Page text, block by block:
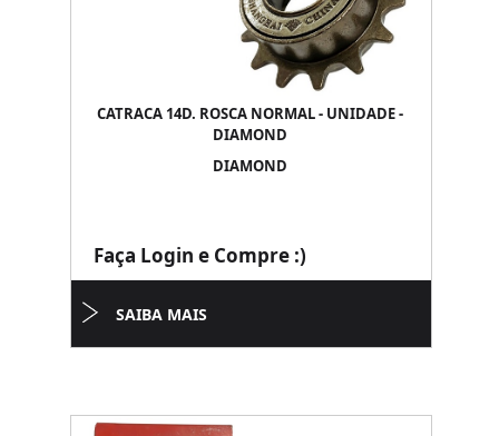
CATRACA 14D. ROSCA NORMAL - UNIDADE -
DIAMOND
DIAMOND
Faça Login e Compre :)
SAIBA MAIS